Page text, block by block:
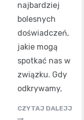
najbardziej
bolesnych
doświadczeń,
jakie mogą
spotkać nas w
związku. Gdy
odkrywamy,
CZYTAJ DALEJJ